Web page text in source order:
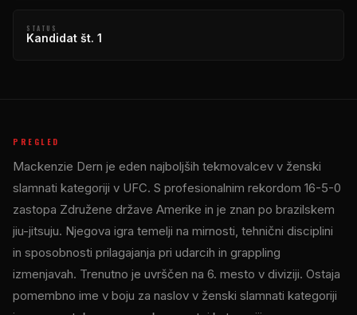
STATUS
Kandidat št. 1
PREGLED
Mackenzie Dern je eden najboljših tekmovalcev v ženski
slamnati kategoriji v UFC. S profesionalnim rekordom 16-5-0
zastopa Združene države Amerike in je znan po brazilskem
jiu-jitsuju. Njegova igra temelji na mirnosti, tehnični disciplini
in sposobnosti prilagajanja pri udarcih in grappling
izmenjavah. Trenutno je uvrščen na 6. mesto v diviziji. Ostaja
pomembno ime v boju za naslov v ženski slamnati kategoriji